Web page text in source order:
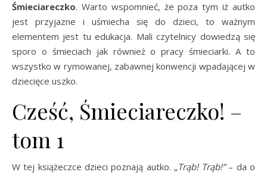
Śmieciareczko. Warto wspomnieć, że poza tym iż autko
jest przyjazne i uśmiecha się do dzieci, to ważnym
elementem jest tu edukacja. Mali czytelnicy dowiedzą się
sporo o śmieciach jak również o pracy śmieciarki. A to
wszystko w rymowanej, zabawnej konwencji wpadającej w
dziecięce uszko.
Cześć, Śmieciareczko! –
tom 1
W tej książeczce dzieci poznają autko. „Trąb! Trąb!”– da o